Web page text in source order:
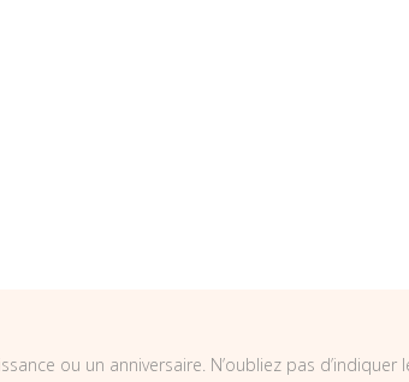
ou un anniversaire. N’oubliez pas d’indiquer